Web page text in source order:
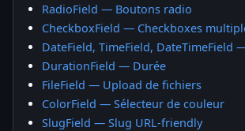
RadioField — Boutons radio
CheckboxField — Checkboxes
DateField, TimeField, DateTimeField
DurationField — Durée
FileField — Upload de fichiers
ColorField — Sélecteur de couleur
SlugField — Slug URL-friendly